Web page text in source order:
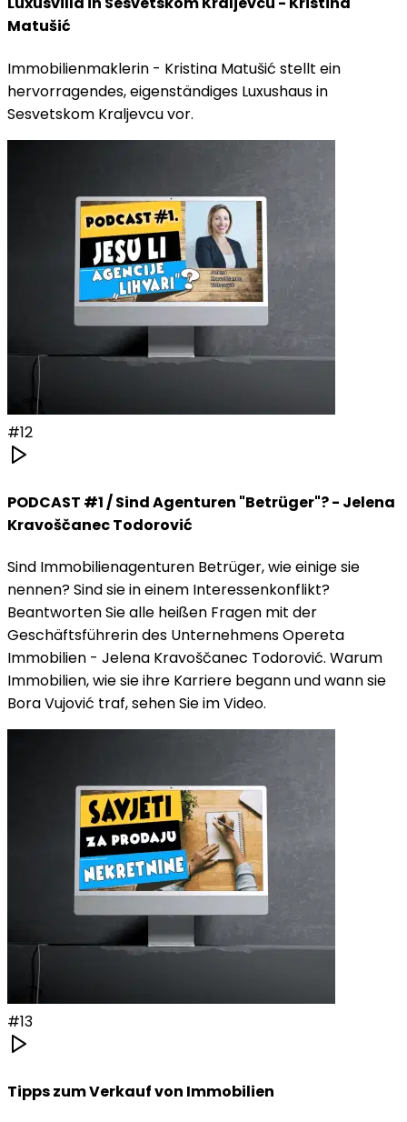
Matušić
Immobilienmaklerin - Kristina Matušić stellt ein
hervorragendes, eigenständiges Luxushaus in
Sesvetskom Kraljevcu vor.
#12
PODCAST #1 / Sind Agenturen "Betrüger"? - Jelena
Kravoščanec Todorović
Sind Immobilienagenturen Betrüger, wie einige sie
nennen? Sind sie in einem Interessenkonflikt?
Beantworten Sie alle heißen Fragen mit der
Geschäftsführerin des Unternehmens Opereta
Immobilien - Jelena Kravoščanec Todorović. Warum
Immobilien, wie sie ihre Karriere begann und wann sie
Bora Vujović traf, sehen Sie im Video.
#13
Tipps zum Verkauf von Immobilien